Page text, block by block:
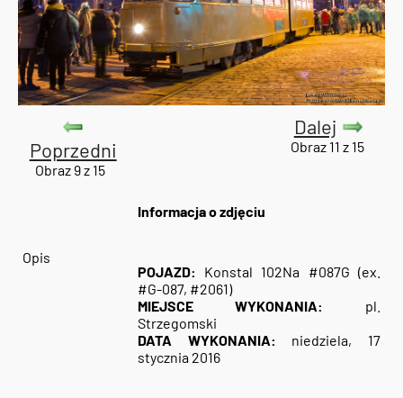
Poprzedni
Obraz 9 z 15
Dalej
Obraz 11 z 15
Informacja o zdjęciu
Opis
POJAZD: Konstal 102Na #087G (ex.
#G-087, #2061)
MIEJSCE WYKONANIA:
pl.
Strzegomski
DATA WYKONANIA: niedziela, 17
stycznia 2016